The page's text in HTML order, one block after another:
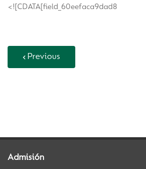
<![CDATA[field_60eefaca9dad8
Previous
Admisión